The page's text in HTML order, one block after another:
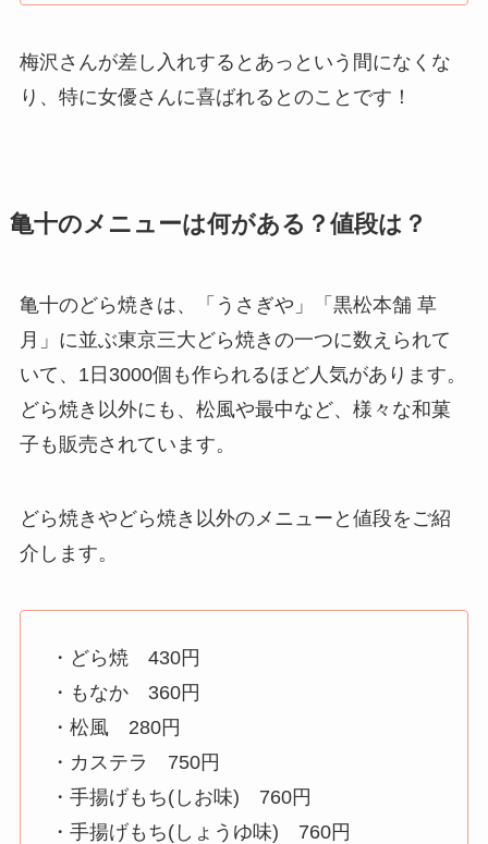
梅沢さんが差し入れするとあっという間になくな
り、特に女優さんに喜ばれるとのことです！
亀十のメニューは何がある？値段は？
亀十のどら焼きは、
「うさぎや」「黒松本舗 草
月」に並ぶ東京三大どら焼きの一つに数えられて
いて、1日3000個も作られるほど人気があります。
どら焼き以外にも、松風や最中など、様々な和菓
子も販売されています。
どら焼きやどら焼き以外のメニューと値段をご紹
介します。
・どら焼 430円
・もなか 360円
・松風 280円
・カステラ 750円
・手揚げもち(しお味) 760円
・手揚げもち(しょうゆ味) 760円